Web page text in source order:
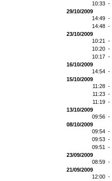
10:33 -
29/10/2009
14:49 -
14:48 -
23/10/2009
10:21 -
10:20 -
10:17 -
16/10/2009
14:54 -
15/10/2009
11:28 -
11:23 -
11:19 -
13/10/2009
09:56 -
08/10/2009
09:54 -
09:53 -
09:51 -
23/09/2009
08:59 -
21/09/2009
12:00 -